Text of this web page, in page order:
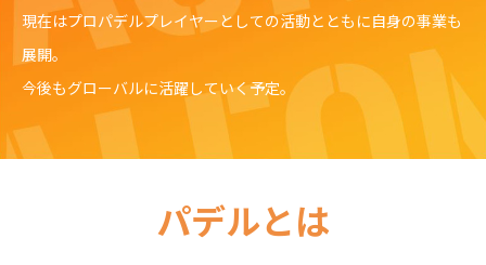
現在はプロパデルプレイヤーとしての活動とともに自身の事業も
展開。
今後もグローバルに活躍していく予定。
パデルとは